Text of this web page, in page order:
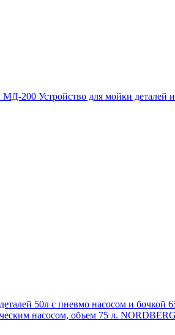
МД-200 Устройство для мойки деталей
50л с пневмо насосом и бочкой
насосом, объем 75 л.